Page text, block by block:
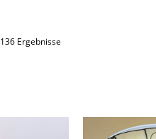
136 Ergebnisse